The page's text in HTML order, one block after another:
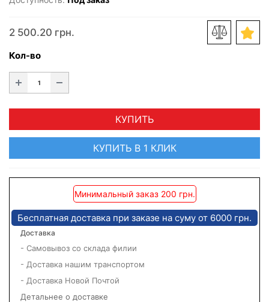
2 500.20 грн.
Кол-во
КУПИТЬ
КУПИТЬ В 1 КЛИК
Минимальный заказ 200 грн.
Бесплатная доставка при заказе на суму от 6000 грн.
Доставка
- Самовывоз со склада филии
- Доставка нашим транспортом
- Доставка Новой Почтой
Детальнее о доставке